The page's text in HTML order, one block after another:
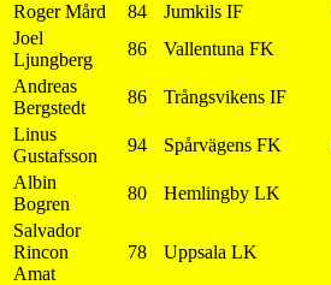
Roger Mård
84 Jumkils IF
Joel
Ljungberg
86 Vallentuna FK
Andreas
Bergstedt
86 Trångsvikens IF
Linus
Gustafsson
94 Spårvägens FK
Albin
Bogren
80 Hemlingby LK
Salvador
Rincon
Amat
78 Uppsala LK